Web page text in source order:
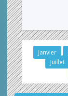
Janvier
Juillet